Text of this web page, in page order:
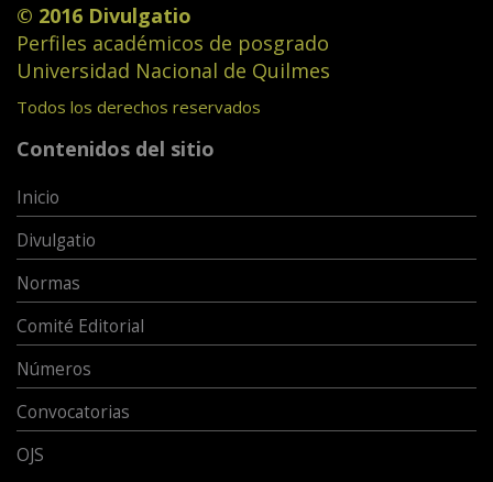
© 2016 Divulgatio
Perfiles académicos de posgrado
Universidad Nacional de Quilmes
Todos los derechos reservados
Contenidos del sitio
Inicio
Divulgatio
Normas
Comité Editorial
Números
Convocatorias
OJS